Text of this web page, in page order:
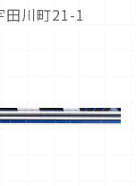
川町21-1